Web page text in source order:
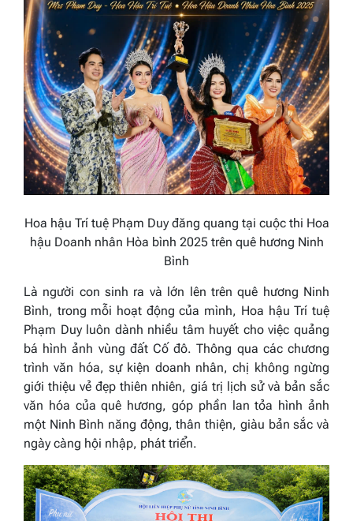
Hoa hậu Trí tuệ Phạm Duy đăng quang tại cuộc thi Hoa
hậu Doanh nhân Hòa bình 2025 trên quê hương Ninh
Bình
Là người con sinh ra và lớn lên trên quê hương Ninh
Bình, trong mỗi hoạt động của mình, Hoa hậu Trí tuệ
Phạm Duy luôn dành nhiều tâm huyết cho việc quảng
bá hình ảnh vùng đất Cố đô. Thông qua các chương
trình văn hóa, sự kiện doanh nhân, chị không ngừng
giới thiệu vẻ đẹp thiên nhiên, giá trị lịch sử và bản sắc
văn hóa của quê hương, góp phần lan tỏa hình ảnh
một Ninh Bình năng động, thân thiện, giàu bản sắc và
ngày càng hội nhập, phát triển.